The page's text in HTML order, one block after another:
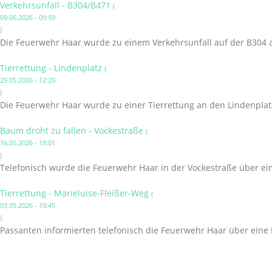
Verkehrsunfall - B304/B471 (
09.06.2026 - 09:59
)
Die Feuerwehr Haar wurde zu einem Verkehrsunfall auf der B304
Tierrettung - Lindenplatz (
29.05.2026 - 12:20
)
Die Feuerwehr Haar wurde zu einer Tierrettung an den
Baum droht zu fallen - Vockestraße (
16.05.2026 - 18:01
)
Telefonisch wurde die Feuerwehr Haar in der Vockestraße über
Tierrettung - Marieluise-Fleißer-Weg (
03.05.2026 - 10:45
)
Passanten informierten telefonisch die Feuerwehr Haar über